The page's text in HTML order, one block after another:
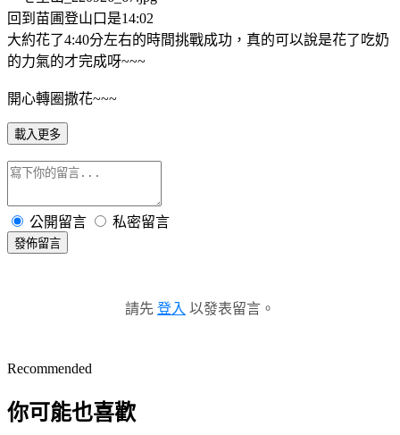
回到苗圃登山口是14:02
大約花了4:40分左右的時間挑戰成功，真的可以說是花了吃奶
的力氣的才完成呀~~~
開心轉圈撒花~~~
載入更多
公開留言 私密留言
發佈留言
請先 登入 以發表留言。
Recommended
你可能也喜歡